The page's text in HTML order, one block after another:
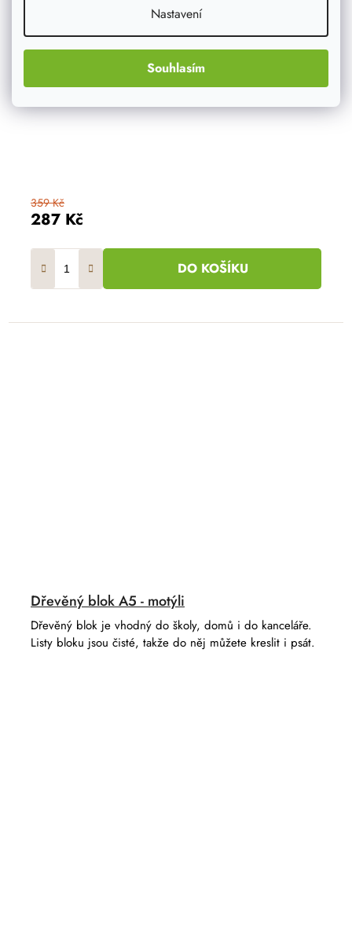
Nastavení
Souhlasím
287 Kč
359 Kč
DO KOŠÍKU
Dřevěný blok A5 - motýli
Dřevěný blok je vhodný do školy, domů i do kanceláře.
Listy bloku jsou čisté, takže do něj můžete kreslit i psát.